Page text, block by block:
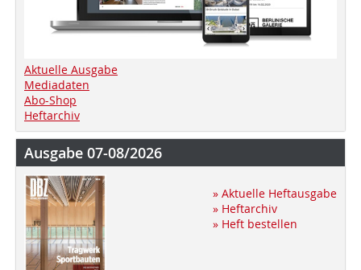
Aktuelle Ausgabe
Mediadaten
Abo-Shop
Heftarchiv
Ausgabe 07-08/2026
» Aktuelle Heftausgabe
» Heftarchiv
» Heft bestellen